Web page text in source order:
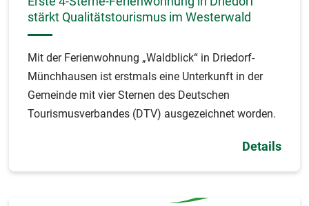
stärkt Qualitätstourismus im Westerwald
Mit der Ferienwohnung „Waldblick“ in Driedorf-
Münchhausen ist erstmals eine Unterkunft in der
Gemeinde mit vier Sternen des Deutschen
Tourismusverbandes (DTV) ausgezeichnet worden.
Details